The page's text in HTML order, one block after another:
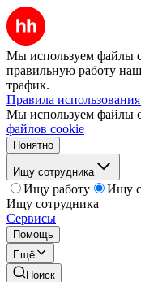
Мы используем файлы
правильную работу
трафик.
Правила
Мы используем файлы
файлов cookie
Понятно
Ищу сотрудника
Ищу работу
Ищу
Ищу сотрудника
Сервисы
Помощь
Ещё
Поиск